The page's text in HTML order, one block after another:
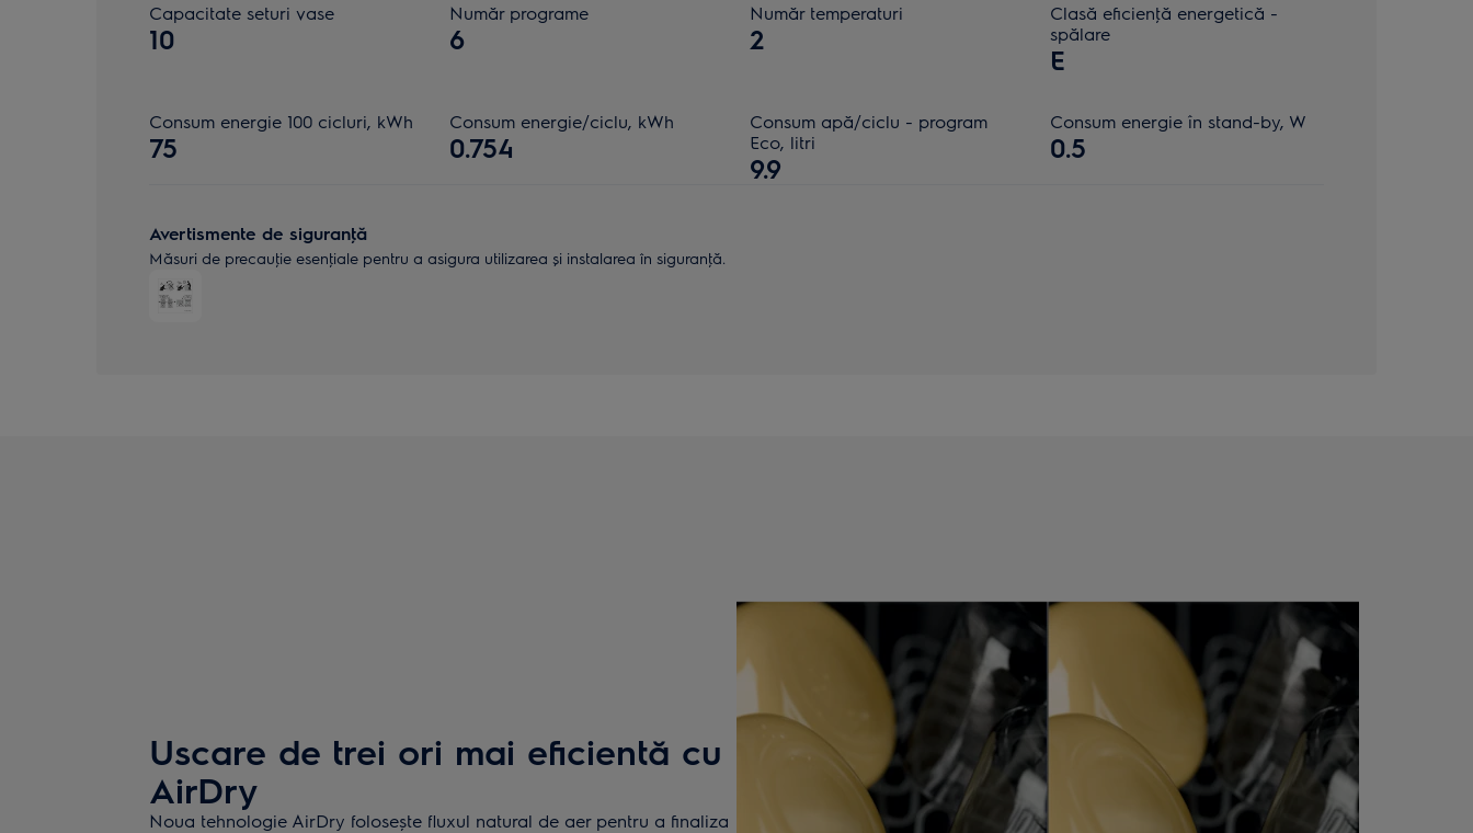
Capacitate seturi vase
10
Număr programe
6
Număr temperaturi
2
Clasă eficienţă energetică -
spălare
E
Consum energie 100 cicluri, kWh
75
Consum energie/ciclu, kWh
0.754
Consum apă/ciclu - program
Eco, litri
9.9
Consum energie în stand-by, W
0.5
Avertismente de siguranţă
Măsuri de precauţie esenţiale pentru a asigura utilizarea și instalarea în siguranţă.
Uscare de trei ori mai eficientă cu
AirDry
Noua tehnologie AirDry folosește fluxul natural de aer pentru a finaliza